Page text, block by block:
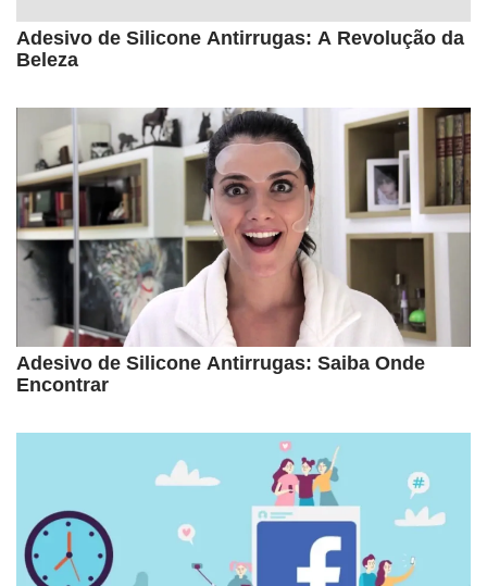
Adesivo de Silicone Antirrugas: A Revolução da
Beleza
Adesivo de Silicone Antirrugas: Saiba Onde
Encontrar